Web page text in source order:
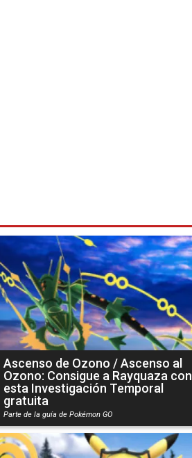
Ascenso de Ozono / Ascenso al
Ozono: Consigue a Rayquaza con
esta Investigación Temporal
gratuita
Parte de la guía de Pokémon GO